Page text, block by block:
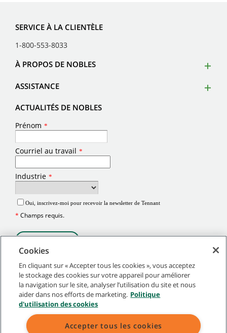
SERVICE À LA CLIENTÈLE
1-800-553-8033
À PROPOS DE NOBLES
ASSISTANCE
ACTUALITÉS DE NOBLES
©2026Tennant Company. Tous droits réservés.
Plan du site|Politiques générales|Conditions d’utilisation
Conditions de vente
Cookies
En cliquant sur « Accepter tous les cookies », vous acceptez
le stockage des cookies sur votre appareil pour améliorer
la navigation sur le site, analyser l’utilisation du site et nous
aider dans nos efforts de marketing. Politique
d'utilisation des cookies
Accepter tous les cookies